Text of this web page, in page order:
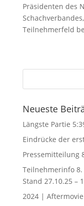
Präsidenten des
Teilnehmerfeld
Neueste
Längste Partie
Eindrücke der
Pressemitteilung
Teilnehmerinfo 8.
Stand 27.10.25 –
2024 |